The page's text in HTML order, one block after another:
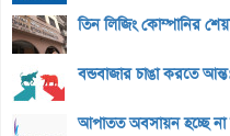
তিন লিজিং কোম্পানির
বন্ডবাজার চাঙা করতে
আপাতত অবসায়ন হচ্ছে না